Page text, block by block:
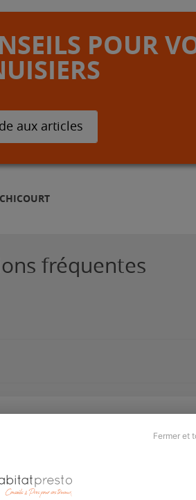
Fermer et
POUR
aux articles
fréquentes